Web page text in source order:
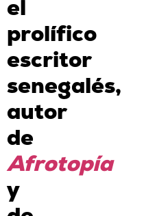
el
prolífico
escritor
senegalés,
autor
de
Afrotopía
y